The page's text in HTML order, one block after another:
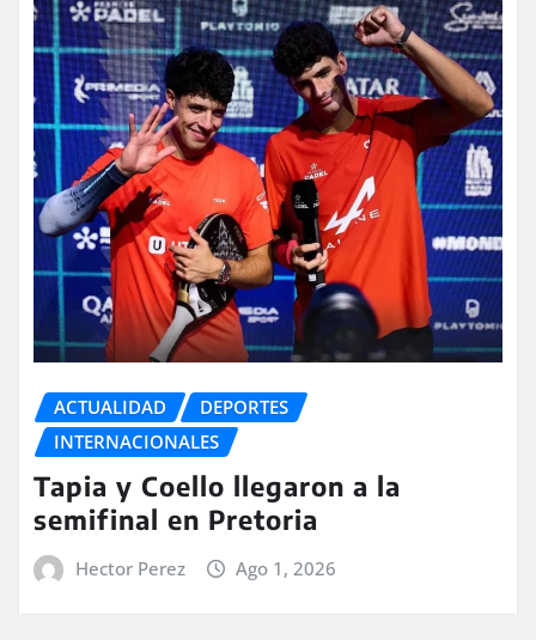
ACTUALIDAD
DEPORTES
INTERNACIONALES
Tapia y Coello llegaron a la
semifinal en Pretoria
Hector Perez Ago 1, 2026